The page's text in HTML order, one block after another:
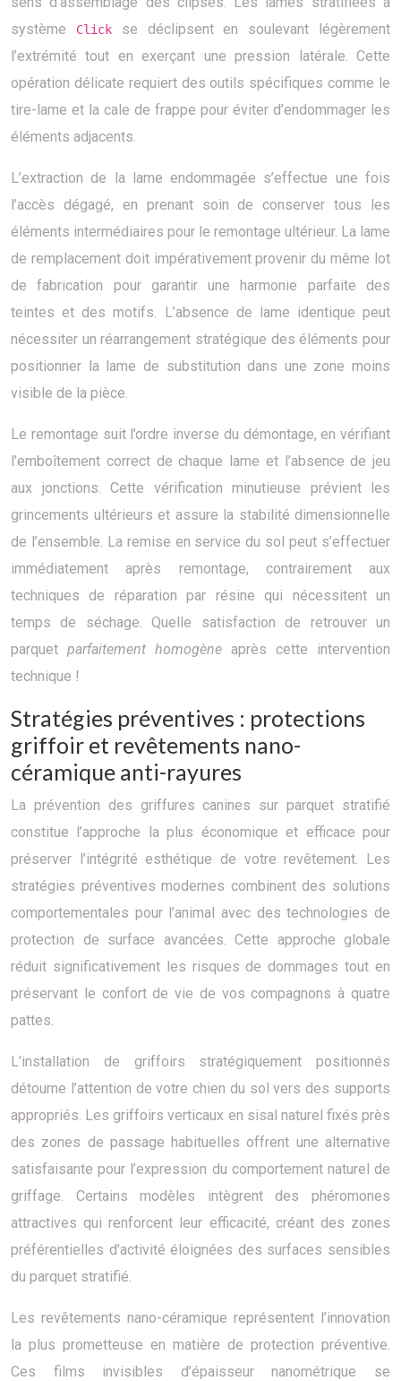
système
Clickse déclipsent en soulevant légèrement
l’extrémité tout en exerçant une pression latérale. Cette
opération délicate requiert des outils spécifiques comme le
tire-lame et la cale de frappe pour éviter d’endommager les
éléments adjacents.
L’extraction de la lame endommagée s’effectue une fois
l’accès dégagé, en prenant soin de conserver tous les
éléments intermédiaires pour le remontage ultérieur. La lame
de remplacement doit impérativement provenir du même lot
de fabrication pour garantir une harmonie parfaite des
teintes et des motifs. L’absence de lame identique peut
nécessiter un réarrangement stratégique des éléments pour
positionner la lame de substitution dans une zone moins
visible de la pièce.
Le remontage suit l’ordre inverse du démontage, en vérifiant
l’emboîtement correct de chaque lame et l’absence de jeu
aux jonctions. Cette vérification minutieuse prévient les
grincements ultérieurs et assure la stabilité dimensionnelle
de l’ensemble. La remise en service du sol peut s’effectuer
immédiatement après remontage, contrairement aux
techniques de réparation par résine qui nécessitent un
temps de séchage. Quelle satisfaction de retrouver un
parquet parfaitement homogène après cette intervention
technique !
Stratégies préventives : protections
griffoir et revêtements nano-
céramique anti-rayures
La prévention des griffures canines sur parquet stratifié
constitue l’approche la plus économique et efficace pour
préserver l’intégrité esthétique de votre revêtement. Les
stratégies préventives modernes combinent des solutions
comportementales pour l’animal avec des technologies de
protection de surface avancées. Cette approche globale
réduit significativement les risques de dommages tout en
préservant le confort de vie de vos compagnons à quatre
pattes.
L’installation de griffoirs stratégiquement positionnés
détourne l’attention de votre chien du sol vers des supports
appropriés. Les griffoirs verticaux en sisal naturel fixés près
des zones de passage habituelles offrent une alternative
satisfaisante pour l’expression du comportement naturel de
griffage. Certains modèles intègrent des phéromones
attractives qui renforcent leur efficacité, créant des zones
préférentielles d’activité éloignées des surfaces sensibles
du parquet stratifié.
Les revêtements nano-céramique représentent l’innovation
la plus prometteuse en matière de protection préventive.
Ces films invisibles d’épaisseur nanométrique se